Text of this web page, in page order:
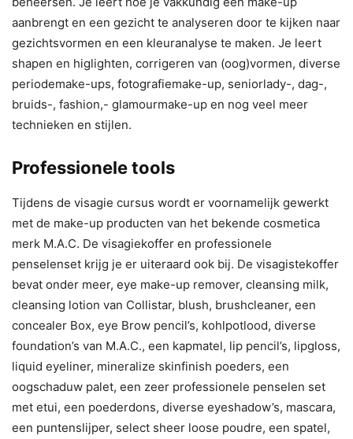
aanbrengt en een gezicht te analyseren door te kijken naar
gezichtsvormen en een kleuranalyse te maken. Je leert
shapen en higlighten, corrigeren van (oog)vormen, diverse
periodemake-ups, fotografiemake-up, seniorlady-, dag-,
bruids-, fashion,- glamourmake-up en nog veel meer
technieken en stijlen.
Professionele tools
Tijdens de visagie cursus wordt er voornamelijk gewerkt
met de make-up producten van het bekende cosmetica
merk M.A.C. De visagiekoffer en professionele
penselenset krijg je er uiteraard ook bij. De visagistekoffer
bevat onder meer, eye make-up remover, cleansing milk,
cleansing lotion van Collistar, blush, brushcleaner, een
concealer Box, eye Brow pencil’s, kohlpotlood, diverse
foundation’s van M.A.C., een kapmatel, lip pencil’s, lipgloss,
liquid eyeliner, mineralize skinfinish poeders, een
oogschaduw palet, een zeer professionele penselen set
met etui, een poederdons, diverse eyeshadow’s, mascara,
een puntenslijper, select sheer loose poudre, een spatel,